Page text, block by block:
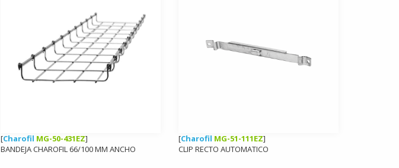
[Charofil MG-50-431EZ]
BANDEJA CHAROFIL 66/100 MM ANCHO
[Charofil MG-51-111EZ]
CLIP RECTO AUTOMATICO